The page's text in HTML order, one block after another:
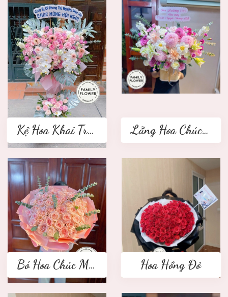
Kệ Hoa Khai Trương 2 tầng Lẵng Hoa Chúc Mừng
Bó Hoa Chúc Mừng Hoa Hồng Đỏ